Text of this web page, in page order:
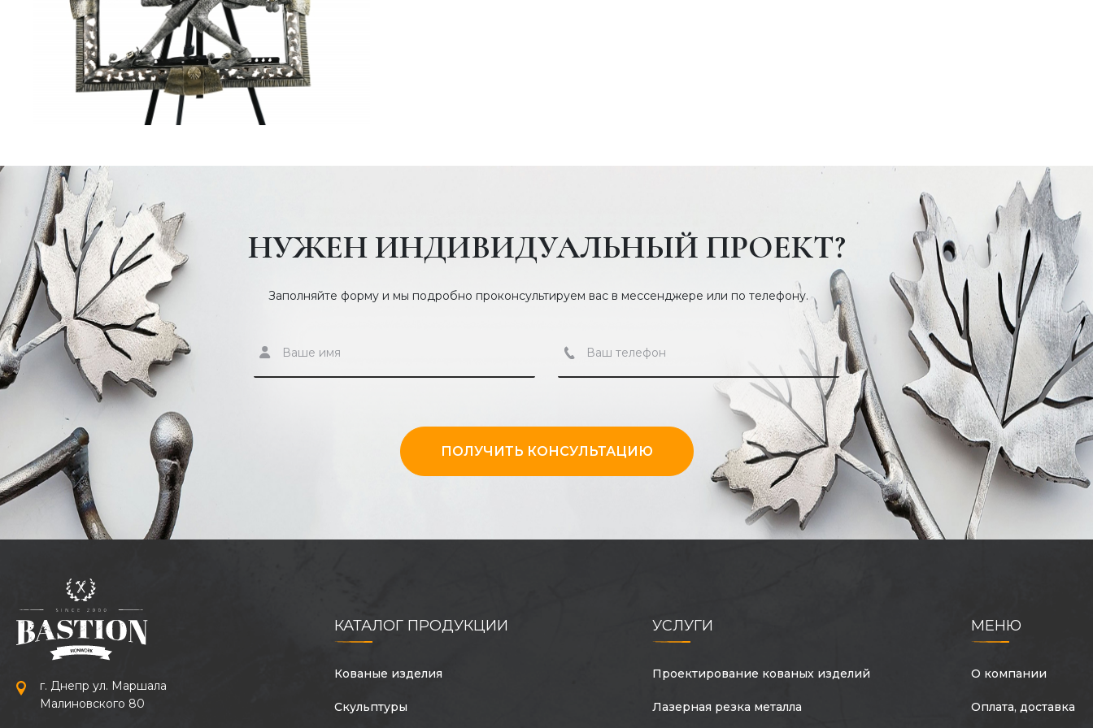
НУЖЕН ИНДИВИДУАЛЬНЫЙ ПРОЕКТ?
Заполняйте форму и мы подробно проконсультируем вас в мессенджере или по телефону.
ПОЛУЧИТЬ КОНСУЛЬТАЦИЮ
г. Днепр ул. Маршала
Малиновского 80
КАТАЛОГ ПРОДУКЦИИ
Кованые изделия
Скульптуры
УСЛУГИ
Проектирование кованых изделий
Лазерная резка металла
МЕНЮ
О компании
Оплата, доставка